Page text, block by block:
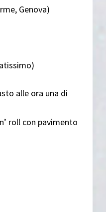
Genova)
alle ora una di
roll con pavimento